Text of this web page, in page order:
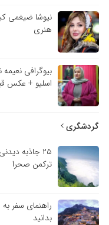
نیوشا ضیغمی
هنری
بیوگرافی
اسلیو + عکس
گردشگری
۲۵ جاذبه
ترکمن صحرا
راهنمای سفر به
بدانید